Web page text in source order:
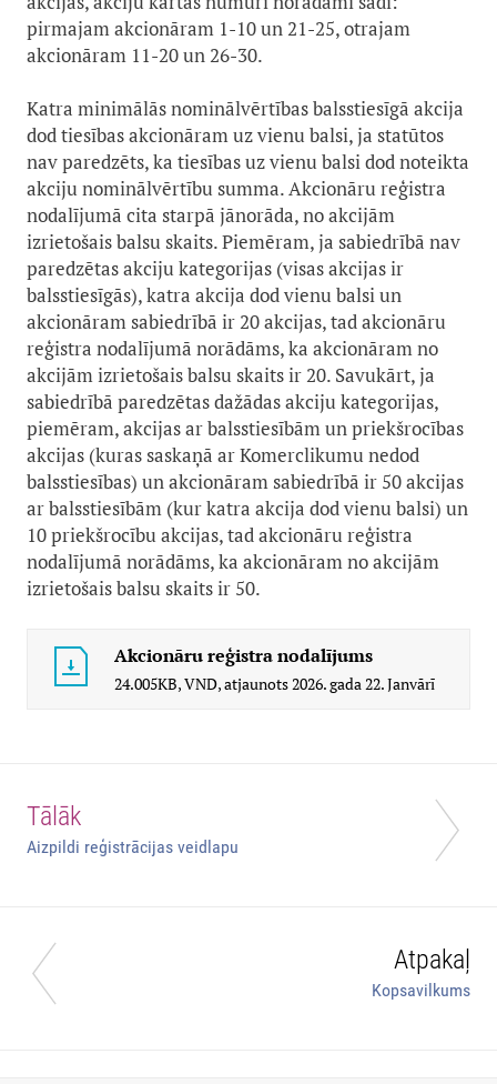
pirmajam akcionāram 1-10 un 21-25, otrajam
akcionāram 11-20 un 26-30.
Katra minimālās nominālvērtības balsstiesīgā akcija
dod tiesības akcionāram uz vienu balsi, ja statūtos
nav paredzēts, ka tiesības uz vienu balsi dod noteikta
akciju nominālvērtību summa. Akcionāru reģistra
nodalījumā cita starpā jānorāda, no akcijām
izrietošais balsu skaits. Piemēram, ja sabiedrībā nav
paredzētas akciju kategorijas (visas akcijas ir
balsstiesīgās), katra akcija dod vienu balsi un
akcionāram sabiedrībā ir 20 akcijas, tad akcionāru
reģistra nodalījumā norādāms, ka akcionāram no
akcijām izrietošais balsu skaits ir 20. Savukārt, ja
sabiedrībā paredzētas dažādas akciju kategorijas,
piemēram, akcijas ar balsstiesībām un priekšrocības
akcijas (kuras saskaņā ar Komerclikumu nedod
balsstiesības) un akcionāram sabiedrībā ir 50 akcijas
ar balsstiesībām (kur katra akcija dod vienu balsi) un
10 priekšrocību akcijas, tad akcionāru reģistra
nodalījumā norādāms, ka akcionāram no akcijām
izrietošais balsu skaits ir 50.
Akcionāru reģistra nodalījums
24.005KB,VND,atjaunots2026. gada 22. Janvārī
Tālāk
Aizpildi reģistrācijas veidlapu
Atpakaļ
Kopsavilkums